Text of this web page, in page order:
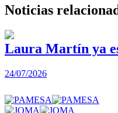
Noticias
Laura Martín ya
24/07/2026